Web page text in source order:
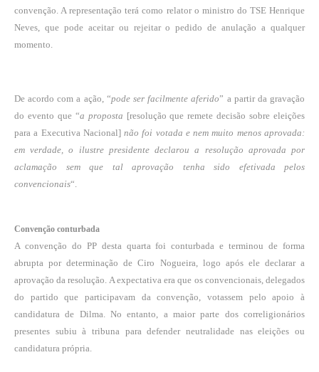
convenção. A representação terá como relator o ministro do TSE Henrique
Neves, que pode aceitar ou rejeitar o pedido de anulação a qualquer
momento.
De acordo com a ação, “pode ser facilmente aferido” a partir da gravação
do evento que “a proposta [resolução que remete decisão sobre eleições
para a Executiva Nacional]não foi votada e nem muito menos aprovada:
em verdade, o ilustre presidente declarou a resolução aprovada por
aclamação sem que tal aprovação tenha sido efetivada pelos
convencionais“.
Convenção conturbada
A convenção do PP desta quarta foi conturbada e terminou de forma
abrupta por determinação de Ciro Nogueira, logo após ele declarar a
aprovação da resolução. A expectativa era que os convencionais, delegados
do partido que participavam da convenção, votassem pelo apoio à
candidatura de Dilma. No entanto, a maior parte dos correligionários
presentes subiu à tribuna para defender neutralidade nas eleições ou
candidatura própria.